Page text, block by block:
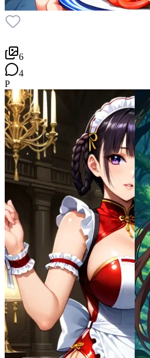
6
4
P